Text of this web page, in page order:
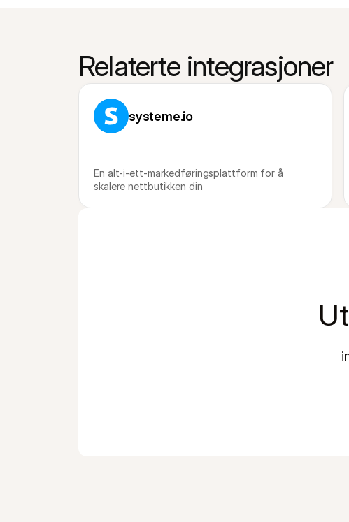
Relaterte integrasjoner
systeme.io
En alt-i-ett-markedføringsplattform for å
skalere nettbutikken din